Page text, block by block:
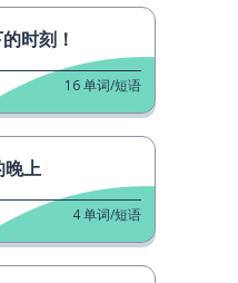
时刻！
16单词/短语
晚上
4单词/短语